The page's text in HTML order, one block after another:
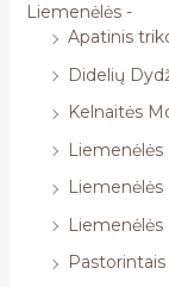
Liemenėlės -
Apatinis
Didelių
Kelnaitės
Liemenėlės
Pastorintais